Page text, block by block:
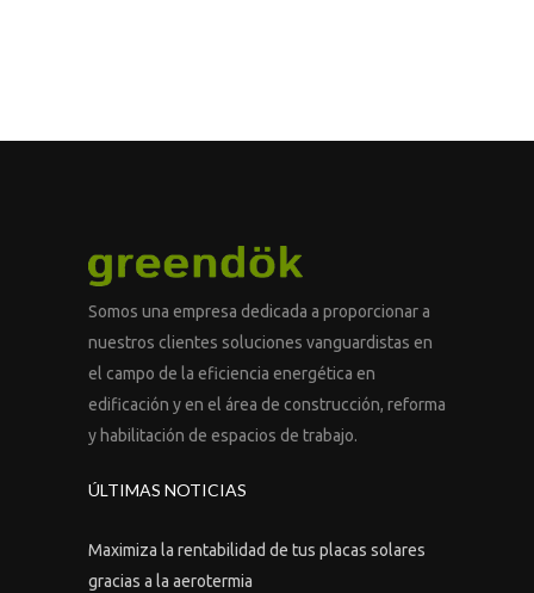
Somos una empresa dedicada a proporcionar a
nuestros clientes soluciones vanguardistas en
el campo de la eficiencia energética en
edificación y en el área de construcción, reforma
y habilitación de espacios de trabajo.
ÚLTIMAS NOTICIAS
Maximiza la rentabilidad de tus placas solares
gracias a la aerotermia